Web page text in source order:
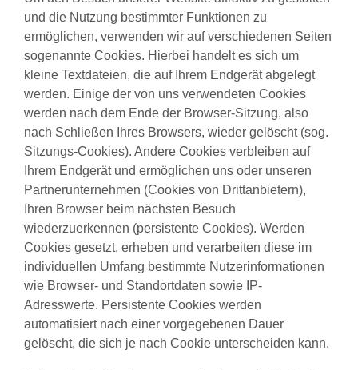
und die Nutzung bestimmter Funktionen zu
ermöglichen, verwenden wir auf verschiedenen Seiten
sogenannte Cookies. Hierbei handelt es sich um
kleine Textdateien, die auf Ihrem Endgerät abgelegt
werden. Einige der von uns verwendeten Cookies
werden nach dem Ende der Browser-Sitzung, also
nach Schließen Ihres Browsers, wieder gelöscht (sog.
Sitzungs-Cookies). Andere Cookies verbleiben auf
Ihrem Endgerät und ermöglichen uns oder unseren
Partnerunternehmen (Cookies von Drittanbietern),
Ihren Browser beim nächsten Besuch
wiederzuerkennen (persistente Cookies). Werden
Cookies gesetzt, erheben und verarbeiten diese im
individuellen Umfang bestimmte Nutzerinformationen
wie Browser- und Standortdaten sowie IP-
Adresswerte. Persistente Cookies werden
automatisiert nach einer vorgegebenen Dauer
gelöscht, die sich je nach Cookie unterscheiden kann.